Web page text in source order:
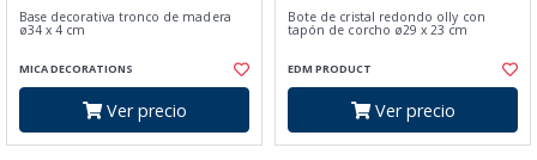
Base decorativa tronco de madera
ø34 x 4 cm
MICA DECORATIONS
Ver precio
Bote de cristal redondo olly con
tapón de corcho ø29 x 23 cm
EDM PRODUCT
Ver precio